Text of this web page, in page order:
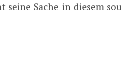
seine Sache in diesem